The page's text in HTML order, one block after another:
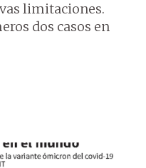
limitaciones.
dos casos en